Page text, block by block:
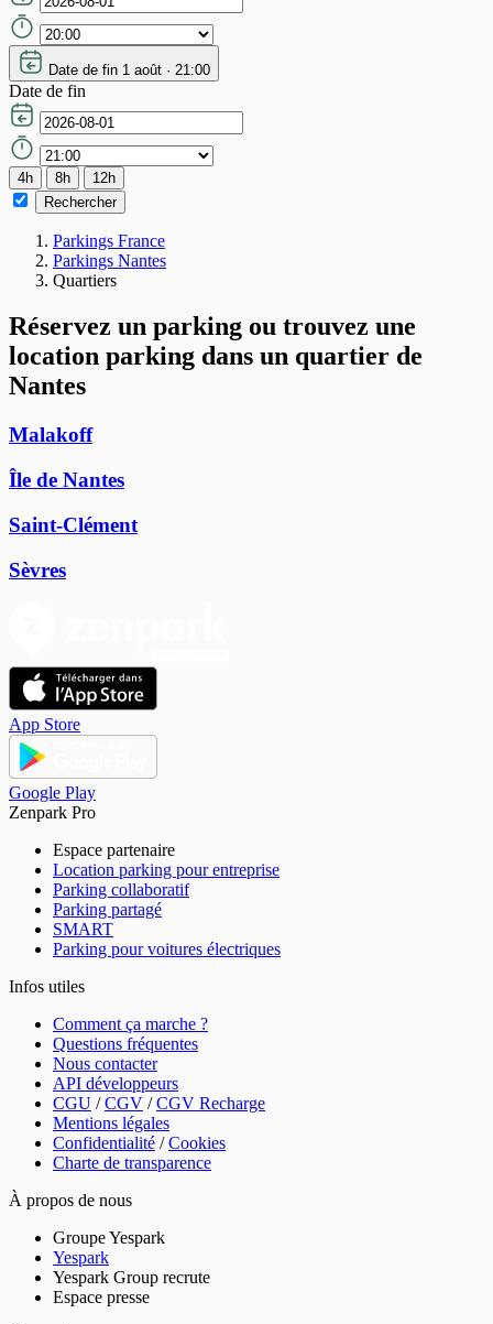
Date de fin 1 août · 21:00
Date de fin
4h 8h
12h
Rechercher
Parkings France
Parkings Nantes
Quartiers
Réservez un parking ou trouvez une
location parking dans un quartier de
Nantes
Malakoff
Île de Nantes
Saint-Clément
Sèvres
App Store
Google Play
Zenpark Pro
Espace partenaire
Location parking pour entreprise
Parking collaboratif
Parking partagé
SMART
Parking pour voitures électriques
Infos utiles
Comment ça marche ?
Questions fréquentes
Nous contacter
API développeurs
CGU /CGV /CGV Recharge
Mentions légales
Confidentialité /Cookies
Charte de transparence
À propos de nous
Groupe Yespark
Yespark
Yespark Group recrute
Espace presse